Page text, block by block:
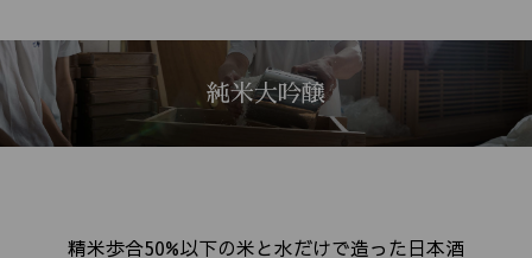
純米大吟醸
精米歩合50%以下の米と水だけで造った日本酒